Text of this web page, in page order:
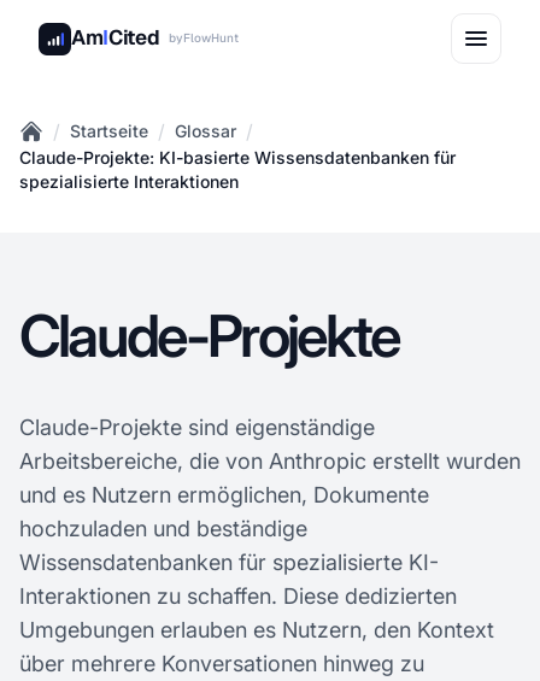
AmICited byFlowHunt
Home
/ Startseite / Glossar /
Claude-Projekte: KI-basierte Wissensdatenbanken für
spezialisierte Interaktionen
Claude-Projekte
Claude-Projekte sind eigenständige
Arbeitsbereiche, die von Anthropic erstellt wurden
und es Nutzern ermöglichen, Dokumente
hochzuladen und beständige
Wissensdatenbanken für spezialisierte KI-
Interaktionen zu schaffen. Diese dedizierten
Umgebungen erlauben es Nutzern, den Kontext
über mehrere Konversationen hinweg zu